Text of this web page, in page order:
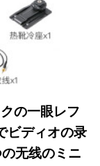
の一眼レフ
ビディオの录
无线のミニ